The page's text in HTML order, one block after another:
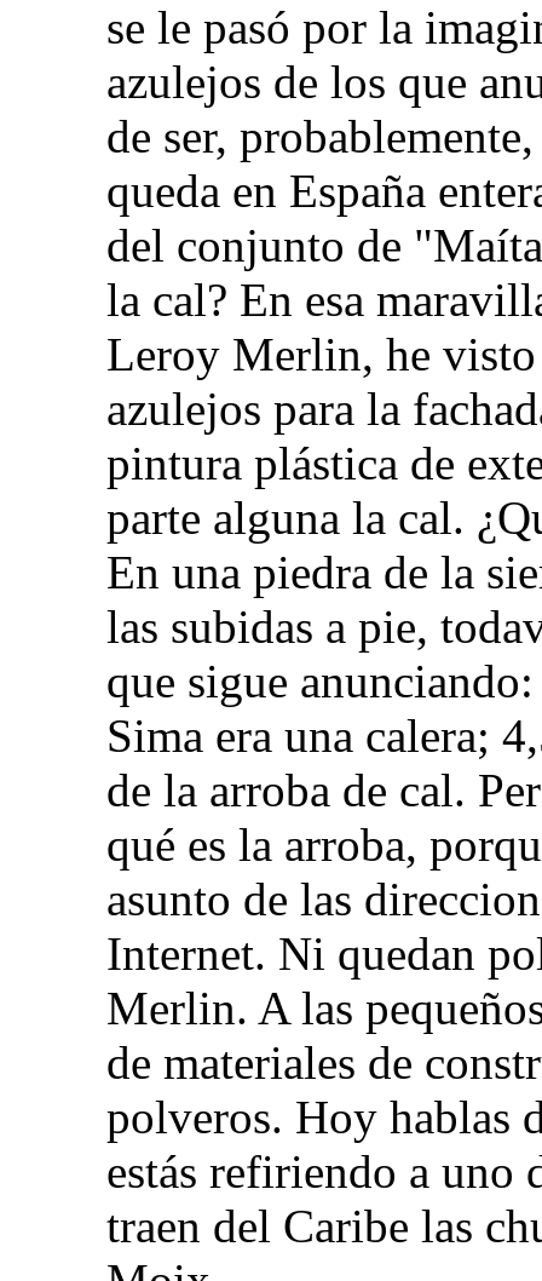
se le pasó por la
azulejos de los que
de ser,
queda en España
del conjunto de
la cal? En esa
Leroy Merlin, he visto
azulejos para la
pintura plástica de
parte alguna la cal.
En una piedra de la
las subidas a pie,
que sigue
Sima era una calera;
de la arroba de cal.
qué es la arroba,
asunto de las
Internet. Ni quedan
Merlin. A las
de materiales de
polveros. Hoy hablas
estás refiriendo a uno
traen del Caribe las